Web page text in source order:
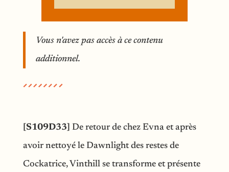
Vous n'avez pas accès à ce contenu
additionnel.
[S109D33]
De retour de chez Evna et après
avoir nettoyé le Dawnlight des restes de
Cockatrice, Vinthill se transforme et présente